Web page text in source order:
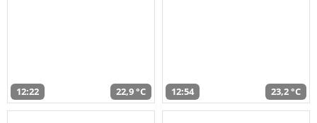
12:22 22,9 °C 12:54 23,2 °C